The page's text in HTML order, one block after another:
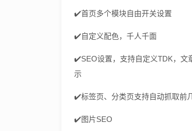
✔️首页多个模块自由开关设置
✔️自定义配色，千人千面
✔️SEO设置，支持自定义TDK，文
示
✔️标签页、分类页支持自动抓取前
✔️图片SEO